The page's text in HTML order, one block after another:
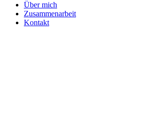
Über mich
Zusammenarbeit
Kontakt